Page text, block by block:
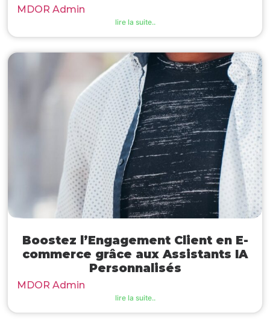
MDOR Admin
lire la suite..
Boostez l’Engagement Client en E-
commerce grâce aux Assistants IA
Personnalisés
MDOR Admin
lire la suite..